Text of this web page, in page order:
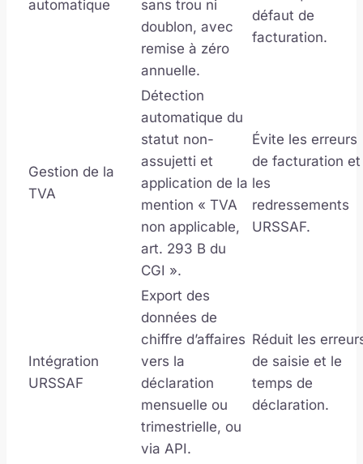
automatique
sans trou ni
doublon, avec
remise à zéro
annuelle.
défaut de
facturation.
Gestion de la
TVA
Détection
automatique du
statut non-
assujetti et
application de la
mention « TVA
non applicable,
art. 293 B du
CGI ».
Évite les erreurs
de facturation et
les
redressements
URSSAF.
Intégration
URSSAF
Export des
données de
chiffre d’affaires
vers la
déclaration
mensuelle ou
trimestrielle, ou
via API.
Réduit les
de saisie et le
temps de
déclaration.